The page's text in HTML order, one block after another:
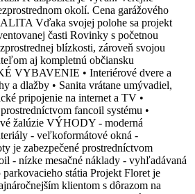
okolí. Cena garážového
Vďaka svojej polohe sa projekt
časti Rovinky s početnou
blízkosti, zároveň svojou
aj kompletnú občiansku
VYBAVENIE • Interiérové dvere a
a dlažby • Sanita vrátane umývadiel,
pripojenie na internet a TV •
fancoil systému •
žalúzie VÝHODY - moderná
- veľkoformátové okná -
je zabezpečené prostredníctvom
- nízke mesačné náklady - vyhľadávaná
státia Projekt Floret je
klientom s dôrazom na